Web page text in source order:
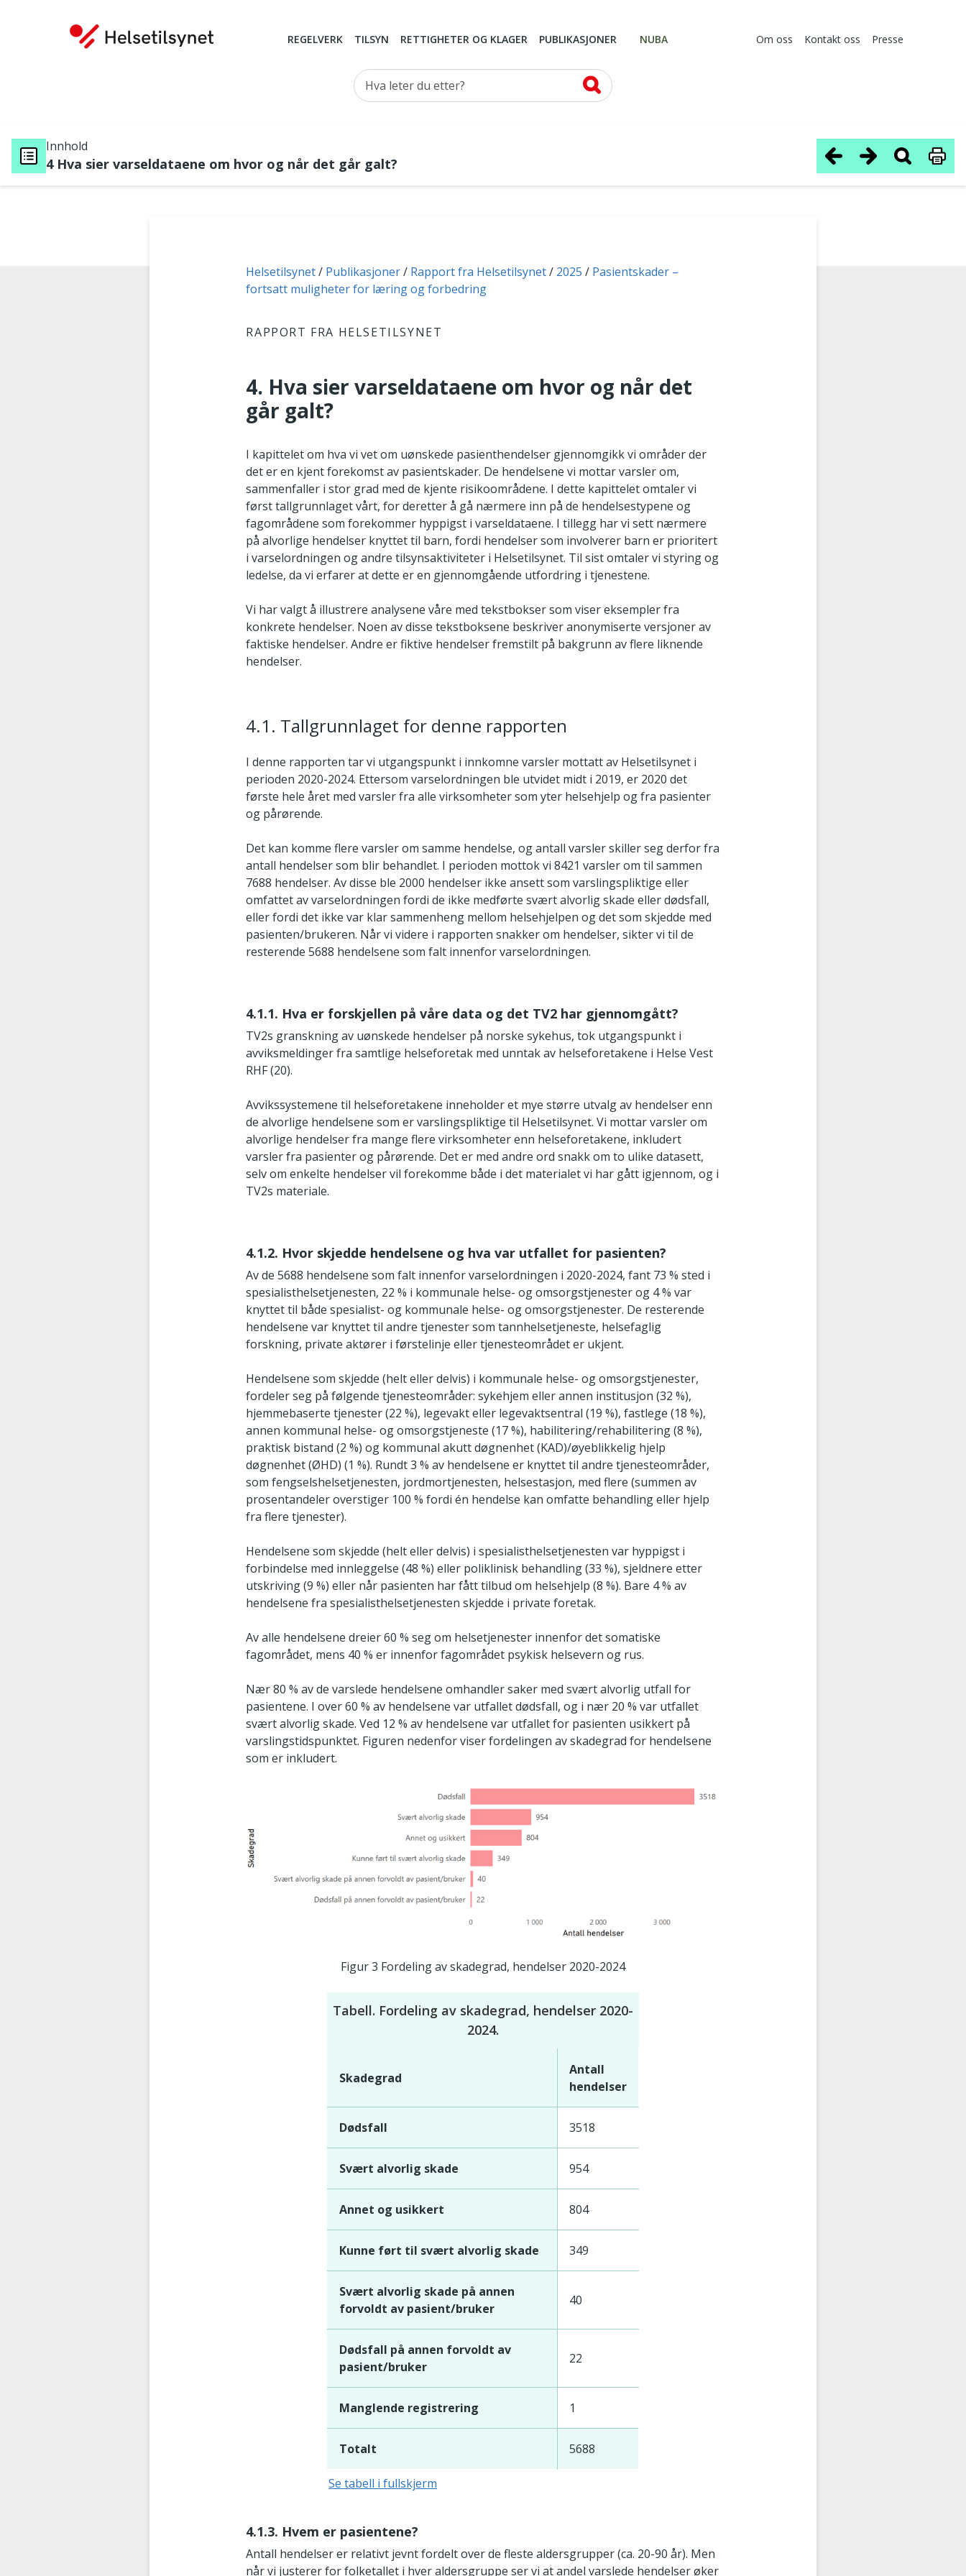
REGELVERK TILSYN RETTIGHETER OG KLAGER PUBLIKASJONER NUBA Om oss Kontakt oss Presse
Hva leter du etter?
Innhold
4 Hva sier varseldataene om hvor og når det går galt?
Du er her:
Helsetilsynet Publikasjoner Rapport fra Helsetilsynet 2025
Pasientskader –
fortsatt muligheter for læring og forbedring
RAPPORT FRA HELSETILSYNET
4. Hva sier varseldataene om hvor og når det
går galt?
I kapittelet om hva vi vet om uønskede pasienthendelser gjennomgikk vi områder der
det er en kjent forekomst av pasientskader. De hendelsene vi mottar varsler om,
sammenfaller i stor grad med de kjente risikoområdene. I dette kapittelet omtaler vi
først tallgrunnlaget vårt, for deretter å gå nærmere inn på de hendelsestypene og
fagområdene som forekommer hyppigst i varseldataene. I tillegg har vi sett nærmere
på alvorlige hendelser knyttet til barn, fordi hendelser som involverer barn er prioritert
i varselordningen og andre tilsynsaktiviteter i Helsetilsynet. Til sist omtaler vi styring og
ledelse, da vi erfarer at dette er en gjennomgående utfordring i tjenestene.
Vi har valgt å illustrere analysene våre med tekstbokser som viser eksempler fra
konkrete hendelser. Noen av disse tekstboksene beskriver anonymiserte versjoner av
faktiske hendelser. Andre er fiktive hendelser fremstilt på bakgrunn av flere liknende
hendelser.
4.1. Tallgrunnlaget for denne rapporten
I denne rapporten tar vi utgangspunkt i innkomne varsler mottatt av Helsetilsynet i
perioden 2020-2024. Ettersom varselordningen ble utvidet midt i 2019, er 2020 det
første hele året med varsler fra alle virksomheter som yter helsehjelp og fra pasienter
og pårørende.
Det kan komme flere varsler om samme hendelse, og antall varsler skiller seg derfor fra
antall hendelser som blir behandlet. I perioden mottok vi 8421 varsler om til sammen
7688 hendelser. Av disse ble 2000 hendelser ikke ansett som varslingspliktige eller
omfattet av varselordningen fordi de ikke medførte svært alvorlig skade eller dødsfall,
eller fordi det ikke var klar sammenheng mellom helsehjelpen og det som skjedde med
pasienten/brukeren. Når vi videre i rapporten snakker om hendelser, sikter vi til de
resterende 5688 hendelsene som falt innenfor varselordningen.
4.1.1. Hva er forskjellen på våre data og det TV2 har gjennomgått?
TV2s granskning av uønskede hendelser på norske sykehus, tok utgangspunkt i
avviksmeldinger fra samtlige helseforetak med unntak av helseforetakene i Helse Vest
RHF (20).
Avvikssystemene til helseforetakene inneholder et mye større utvalg av hendelser enn
de alvorlige hendelsene som er varslingspliktige til Helsetilsynet. Vi mottar varsler om
alvorlige hendelser fra mange flere virksomheter enn helseforetakene, inkludert
varsler fra pasienter og pårørende. Det er med andre ord snakk om to ulike datasett,
selv om enkelte hendelser vil forekomme både i det materialet vi har gått igjennom, og i
TV2s materiale.
4.1.2. Hvor skjedde hendelsene og hva var utfallet for pasienten?
Av de 5688 hendelsene som falt innenfor varselordningen i 2020-2024, fant 73 % sted i
spesialisthelsetjenesten, 22 % i kommunale helse- og omsorgstjenester og 4 % var
knyttet til både spesialist- og kommunale helse- og omsorgstjenester. De resterende
hendelsene var knyttet til andre tjenester som tannhelsetjeneste, helsefaglig
forskning, private aktører i førstelinje eller tjenesteområdet er ukjent.
Hendelsene som skjedde (helt eller delvis) i kommunale helse- og omsorgstjenester,
fordeler seg på følgende tjenesteområder: sykehjem eller annen institusjon (32 %),
hjemmebaserte tjenester (22 %), legevakt eller legevaktsentral (19 %), fastlege (18 %),
annen kommunal helse- og omsorgstjeneste (17 %), habilitering/rehabilitering (8 %),
praktisk bistand (2 %) og kommunal akutt døgnenhet (KAD)/øyeblikkelig hjelp
døgnenhet (ØHD) (1 %). Rundt 3 % av hendelsene er knyttet til andre tjenesteområder,
som fengselshelsetjenesten, jordmortjenesten, helsestasjon, med flere (summen av
prosentandeler overstiger 100 % fordi én hendelse kan omfatte behandling eller hjelp
fra flere tjenester).
Hendelsene som skjedde (helt eller delvis) i spesialisthelsetjenesten var hyppigst i
forbindelse med innleggelse (48 %) eller poliklinisk behandling (33 %), sjeldnere etter
utskriving (9 %) eller når pasienten har fått tilbud om helsehjelp (8 %). Bare 4 % av
hendelsene fra spesialisthelsetjenesten skjedde i private foretak.
Av alle hendelsene dreier 60 % seg om helsetjenester innenfor det somatiske
fagområdet, mens 40 % er innenfor fagområdet psykisk helsevern og rus.
Nær 80 % av de varslede hendelsene omhandler saker med svært alvorlig utfall for
pasientene. I over 60 % av hendelsene var utfallet dødsfall, og i nær 20 % var utfallet
svært alvorlig skade. Ved 12 % av hendelsene var utfallet for pasienten usikkert på
varslingstidspunktet. Figuren nedenfor viser fordelingen av skadegrad for hendelsene
som er inkludert.
Figur 3 Fordeling av skadegrad, hendelser 2020-2024
Tabell. Fordeling av skadegrad, hendelser 2020-
2024.
Skadegrad
Antall
hendelser
Dødsfall 3518
Svært alvorlig skade 954
Annet og usikkert 804
Kunne ført til svært alvorlig skade 349
Svært alvorlig skade på annen
forvoldt av pasient/bruker
40
Dødsfall på annen forvoldt av
pasient/bruker
22
Manglende registrering 1
Totalt 5688
Se tabell i fullskjerm
4.1.3. Hvem er pasientene?
Antall hendelser er relativt jevnt fordelt over de fleste aldersgrupper (ca. 20-90 år). Men
når vi justerer for folketallet i hver aldersgruppe ser vi at andel varslede hendelser øker